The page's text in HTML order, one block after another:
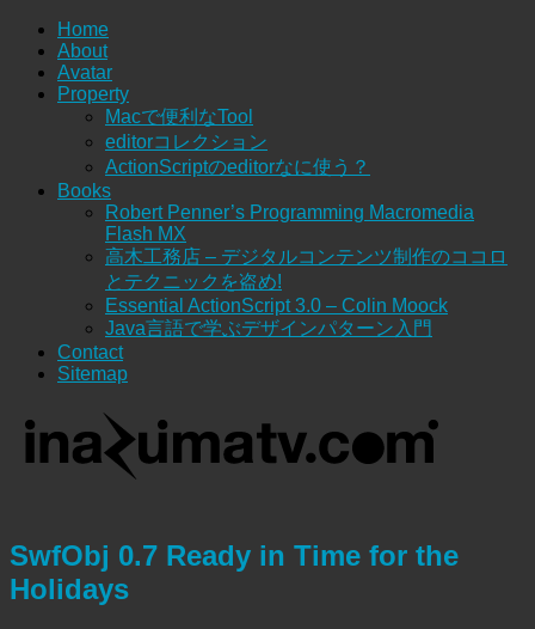
Home
About
Avatar
Property
Macで便利なTool
editorコレクション
ActionScriptのeditorなに使う？
Books
Robert Penner’s Programming Macromedia
Flash MX
高木工務店 – デジタルコンテンツ制作のココロ
とテクニックを盗め!
Essential ActionScript 3.0 – Colin Moock
Java言語で学ぶデザインパターン入門
Contact
Sitemap
SwfObj 0.7 Ready in Time for the
Holidays